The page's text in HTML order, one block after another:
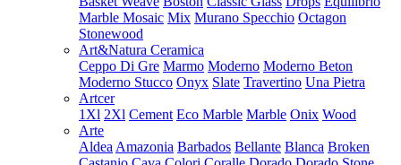
Marble Mosaic Mix Murano Specchio Octagon
Stonewood
Art&Natura Ceramica
Ceppo Di Gre Marmo Moderno Moderno Beton
Moderno Stucco Onyx Slate Travertino Una Pietra
Artcer
1Xl 2Xl Cement Eco Marble Marble Onix Wood
Arte
Aldea Amazonia Barbados Bellante Blanca Broken